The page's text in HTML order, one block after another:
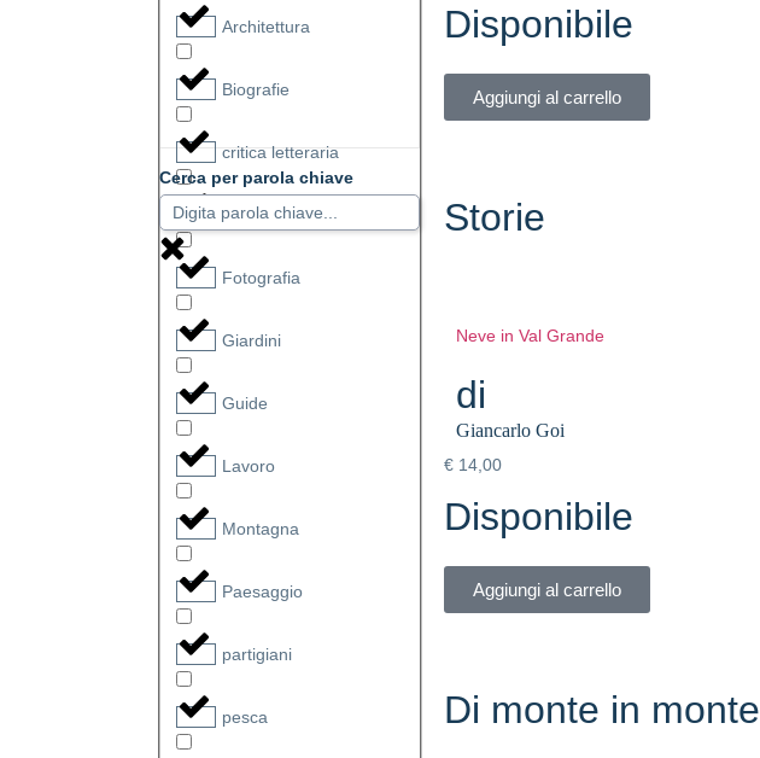
Architettura
Biografie
critica letteraria
Emigrazione
Fotografia
Giardini
Guide
Lavoro
Montagna
Paesaggio
partigiani
pesca
Cerca per parola chiave
Disponibile
Aggiungi al carrello
Storie
Neve in Val Grande
di
Giancarlo Goi
€ 14,00
Disponibile
Aggiungi al carrello
Di monte in monte